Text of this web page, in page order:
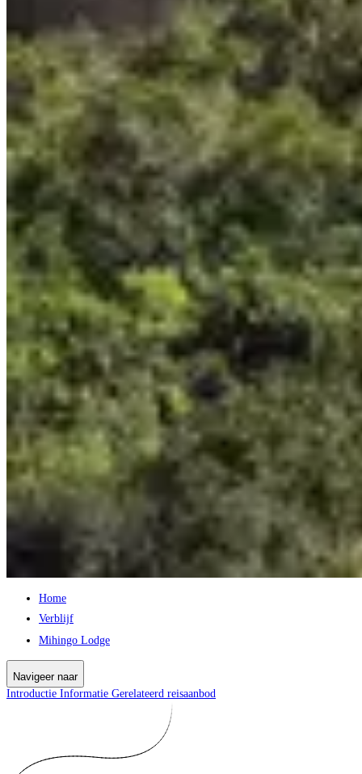
Home
Verblijf
Mihingo Lodge
Navigeer naar
Introductie Informatie Gerelateerd reisaanbod